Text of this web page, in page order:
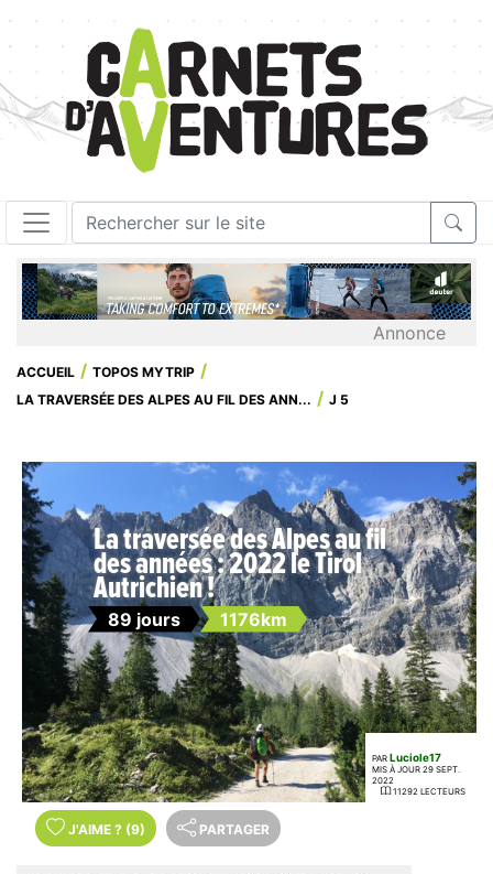
Annonce
ACCUEIL
TOPOS MYTRIP
LA TRAVERSÉE DES ALPES AU FIL DES ANN...
J 5
La traversée des Alpes au fil
des années : 2022 le Tirol
Autrichien !
89 jours 1176km
PAR Luciole17
MIS À JOUR 29 SEPT.
2022
11292 LECTEURS
J'AIME ? (9) PARTAGER